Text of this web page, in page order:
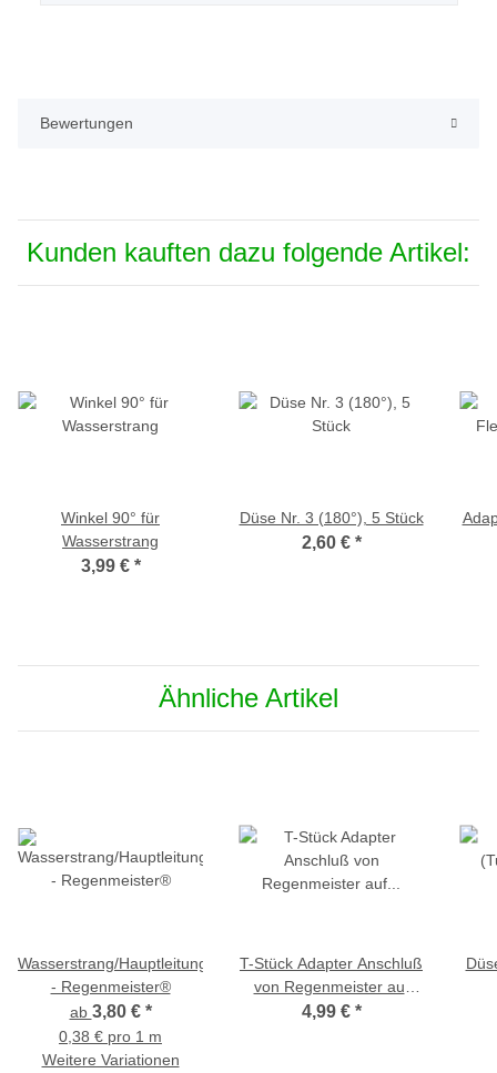
Bewertungen
Kunden kauften dazu folgende Artikel:
Winkel 90° für
Wasserstrang
3,99 € *
Düse Nr. 3 (180°), 5 Stück
2,60 € *
Ähnliche Artikel
Wasserstrang/Hauptleitung
- Regenmeister®
ab 3,80 € *
0,38 € pro 1 m
Weitere Variationen
T-Stück Adapter Anschluß
von Regenmeister auf
Tropfschlauch Premium
4,99 € *